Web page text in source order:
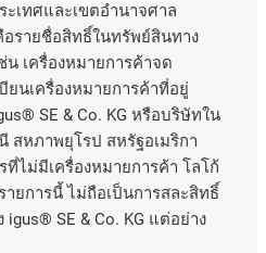
เทศและเขตอํานาจศาล
รายชื่อสิทธิ์ในทรัพย์สินทาง
น เครื่องหมายการค้าจด
ยนเครื่องหมายการค้าที่อยู่
SE & Co. KG หรือบริษัทใน
สหภาพยุโรป สหรัฐอเมริกา
ที่ไม่มีเครื่องหมายการค้า โลโก้
ายการนี้ ไม่ถือเป็นการสละสิทธิ์
igus® SE & Co. KG แต่อย่าง